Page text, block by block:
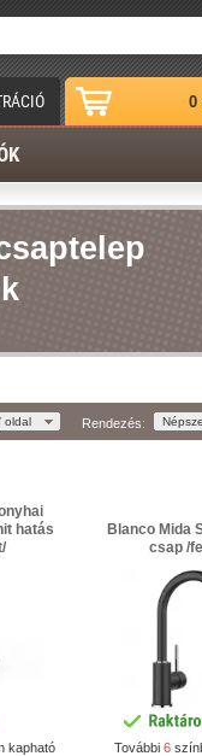
0
Rendezés:
oldal
hatás
kapható
Blanco Mida
csap /
További 6